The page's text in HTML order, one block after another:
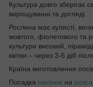
Культура довго зберігає
вирощуванні та догляді.
Рослина має кулясті,
жовтого, фіолетового та
культури високий,
квітки – через 3-5 діб
Країна виготовлення
Посадка насіння на